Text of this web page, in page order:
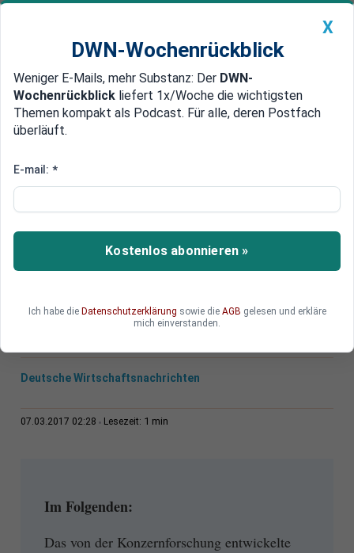
Newsticker MEIN DWN: Geldanlage Premium
Edelmetalle DWN-Magazin China
Konzept-Fahrzeug vorgestellt
Volkswagen präsentiert
erstmals Pläne für fahrerloses
Auto
Mit einem Konzeptfahrzeug will Volkswagen
autonom fahrende Autos geben.
Deutsche Wirtschaftsnachrichten
07.03.2017 02:28 Lesezeit: 1 min
Im Folgenden:
Das von der Konzernforschung entwickelte
X
DWN-Wochenrückblick
Weniger E-Mails, mehr Substanz: Der DWN-
Wochenrückblick liefert 1x/Woche die wichtigsten
Themen kompakt als Podcast. Für alle, deren Postfach
überläuft.
E-mail: *
Kostenlos abonnieren »
Ich habe die Datenschutzerklärung sowie die AGB gelesen und erkläre
mich einverstanden.